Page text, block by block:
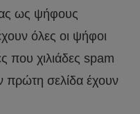
ως ψήφους
όλες οι ψήφοι
που χιλιάδες spam
πρώτη σελίδα έχουν